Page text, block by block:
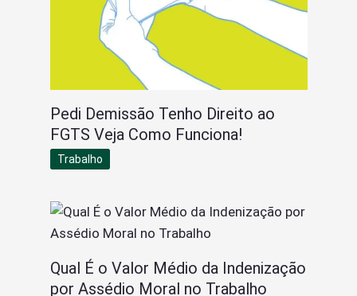
Pedi Demissão Tenho Direito ao
FGTS Veja Como Funciona!
Trabalho
Qual É o Valor Médio da Indenização
por Assédio Moral no Trabalho